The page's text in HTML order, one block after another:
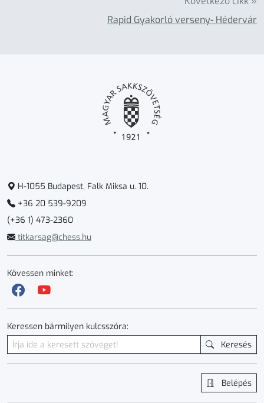
Rapid Gyakorló verseny- Hédervár
H-1055 Budapest, Falk Miksa u. 10.
+36 20 539-9209
(+36 1) 473-2360
titkarsag@chess.hu
Kövessen minket:
Keressen bármilyen kulcsszóra:
Keresés
Belépés